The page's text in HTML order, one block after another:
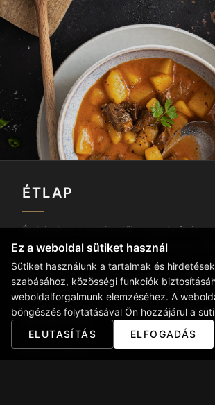
ÉTLAP
Ételeinkben a zalai erdők nyugalmát és a
legnemesebb hagyományait ötvözzük.
szívmelengető, házias fogások – mint a
és a helyi vadételek – találkoznak a modern
konyhművészettel. Szezonális
megújulunk, hogy a természet aktuális
vendégeinknek.
RÉSZLETEK →
Ez a weboldal sütiket használ
Sütiket használunk a tartalmak és
szabásához, közösségi funkciók
weboldalforgalmunk elemzéséhez. A
böngészés folytatásával Ön hozzájárul a
ELUTASÍTÁS
ELFOGADÁS